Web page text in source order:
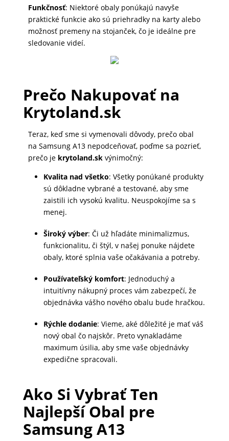
POPSOCKETY
PRÍSLUŠENSTVO
SPOTREBIČE
KANCELÁRIA
KRÁSA
ZDRAVIE
Funkčnosť: Niektoré obaly ponúkajú navyše
praktické funkcie ako sú priehradky na karty alebo
možnosť premeny na stojanček, čo je ideálne pre
sledovanie videí.
Prečo Nakupovať na
Krytoland.sk
Teraz, keď sme si vymenovali dôvody, prečo obal
na Samsung A13 nepodceňovať, poďme sa pozrieť,
prečo je krytoland.skvýnimočný:
Kvalita nad všetko: Všetky ponúkané produkty
sú dôkladne vybrané a testované, aby sme
zaistili ich vysokú kvalitu. Neuspokojíme sa s
menej.
Široký výber: Či už hľadáte minimalizmus,
funkcionalitu, či štýl, v našej ponuke nájdete
obaly, ktoré splnia vaše očakávania a potreby.
Používateľský komfort: Jednoduchý a
intuitívny nákupný proces vám zabezpečí, že
objednávka vášho nového obalu bude hračkou.
Rýchle dodanie: Vieme, aké dôležité je mať váš
nový obal čo najskôr. Preto vynakladáme
maximum úsilia, aby sme vaše objednávky
expedične spracovali.
Ako Si Vybrať Ten
Najlepší Obal pre
Samsung A13